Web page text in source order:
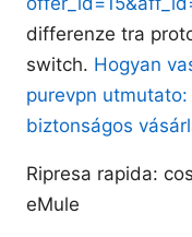
differenze tra
switch. Hogyan
purevpn
biztonságos
Ripresa rapida:
eMule